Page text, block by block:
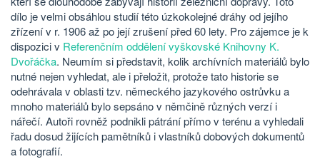
dílo je velmi obsáhlou studií této úzkokolejné dráhy od jejího
zřízení v r. 1906 až po její zrušení před 60 lety. Pro zájemce je k
dispozici v Referenčním oddělení vyškovské Knihovny K.
Dvořáčka. Neumím si představit, kolik archívních materiálů bylo
nutné nejen vyhledat, ale i přeložit, protože tato historie se
odehrávala v oblasti tzv. německého jazykového ostrůvku a
mnoho materiálů bylo sepsáno v němčině různých verzí i
nářečí. Autoři rovněž podnikli pátrání přímo v terénu a vyhledali
řadu dosud žijících pamětníků i vlastníků dobových dokumentů
a fotografií.